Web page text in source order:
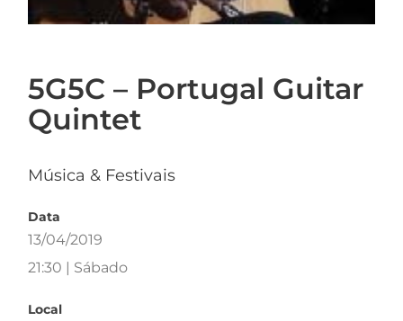
5G5C – Portugal Guitar
Quintet
Música & Festivais
Data
13/04/2019
21:30 | Sábado
Local